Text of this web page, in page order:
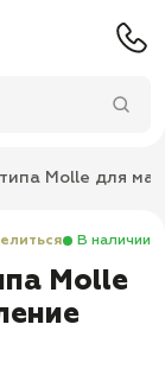
Molle для
В наличии
Molle